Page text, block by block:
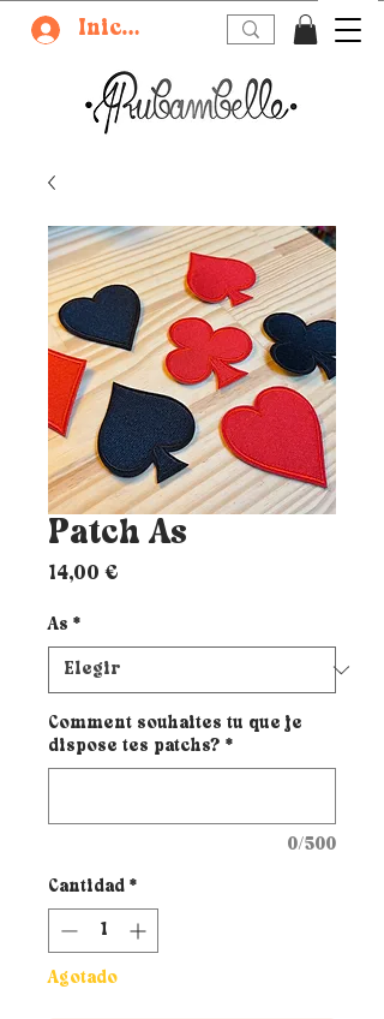
Iniciar sesión
Patch As
14,00 €
As *
Comment souhaites tu que je
dispose tes patchs? *
0/500
Cantidad *
Agotado